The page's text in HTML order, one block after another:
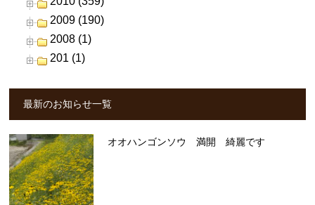
2009 (190)
2008 (1)
201 (1)
最新のお知らせ一覧
オオハンゴンソウ 満開 綺麗です